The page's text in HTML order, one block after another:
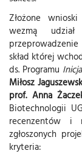
Złożone
wezmą
skład której
ds. Programu
Miłosz
prof. Anna
Biotechnologii
recenzentów i
zgłoszonych
kryteria: